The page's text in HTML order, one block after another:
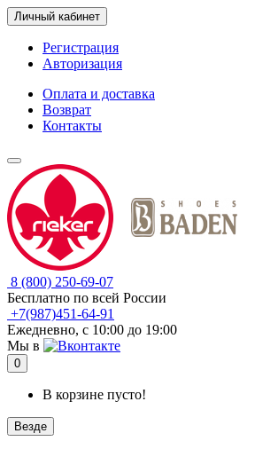
Личный кабинет
Регистрация
Авторизация
Оплата и доставка
Возврат
Контакты
8 (800) 250-69-07
Бесплатно по всей России
+7(987)451-64-91
Ежедневно, с 10:00 до 19:00
Мы в
0
В корзине пусто!
Везде